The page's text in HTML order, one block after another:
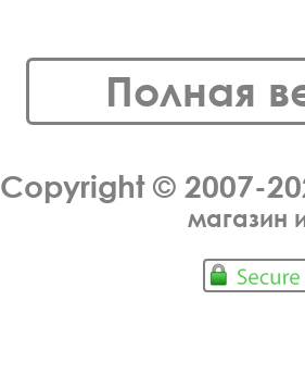
Полная
Copyright © 2007-
магазин